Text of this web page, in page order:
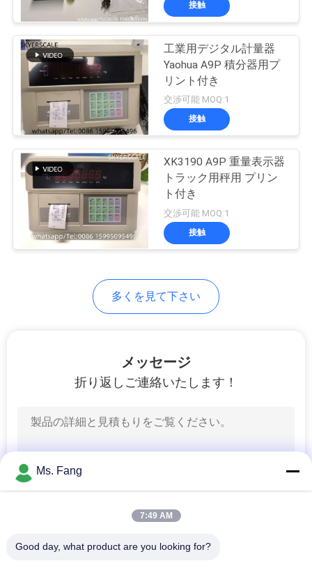
事
引
金
を
求
め
て
PRIVACY
接触
工業用デジタル計量器
Yaohua A9P 積分器用プ
リント付き
交渉可能 MOQ:1
接触
XK3190 A9P 重量表示器
トラック用秤用 プリン
ト付き
交渉可能 MOQ:1
接触
多くを見て下さい
メッセージ
折り返しご連絡いたします！
Ms. Fang
7:49 AM
Good day, what product are you looking for?